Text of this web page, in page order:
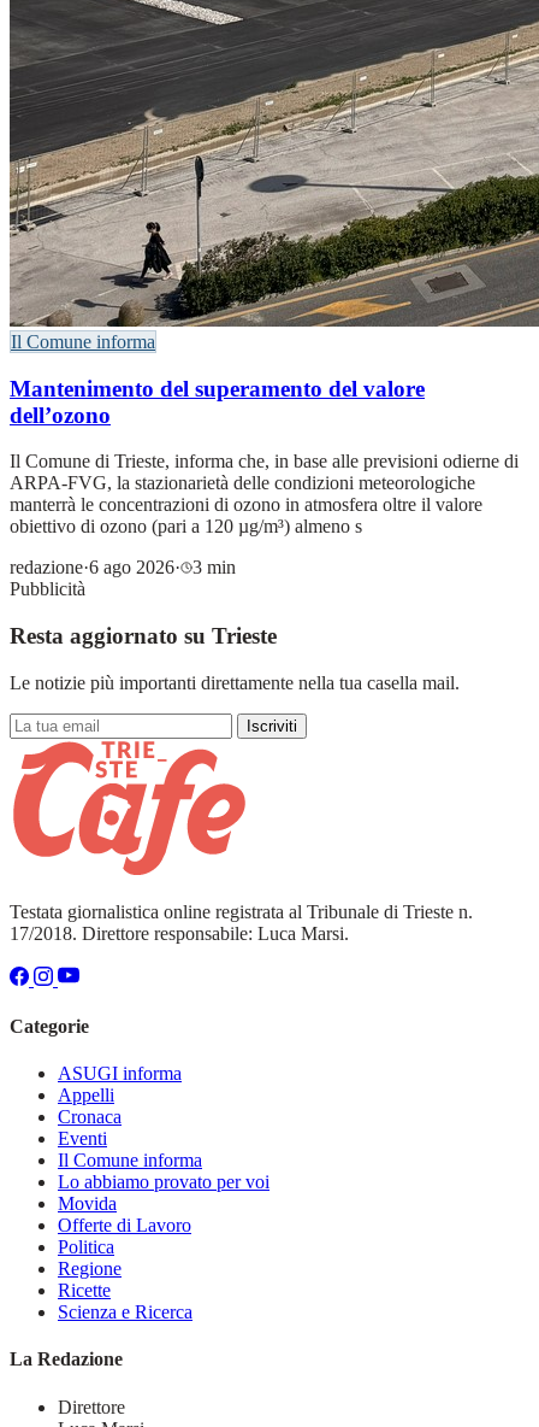
Il Comune informa
Mantenimento del superamento del valore
dell’ozono
Il Comune di Trieste, informa che, in base alle previsioni odierne di
ARPA-FVG, la stazionarietà delle condizioni meteorologiche
manterrà le concentrazioni di ozono in atmosfera oltre il valore
obiettivo di ozono (pari a 120 µg/m³) almeno s
redazione·6 ago 2026·
3 min
Pubblicità
Resta aggiornato su Trieste
Le notizie più importanti direttamente nella tua casella mail.
Iscriviti
Testata giornalistica online registrata al Tribunale di Trieste n.
17/2018. Direttore responsabile: Luca Marsi.
Categorie
ASUGI informa
Appelli
Cronaca
Eventi
Il Comune informa
Lo abbiamo provato per voi
Movida
Offerte di Lavoro
Politica
Regione
Ricette
Scienza e Ricerca
La Redazione
Direttore